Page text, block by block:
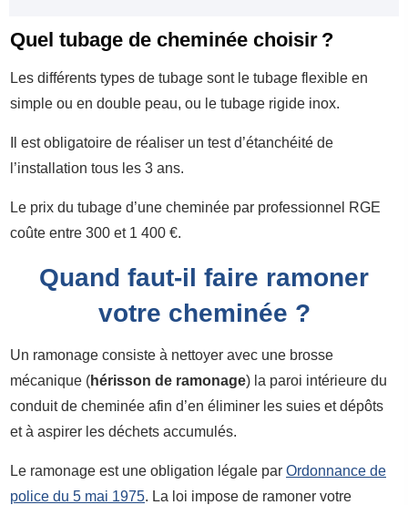
Quel tubage de cheminée choisir ?
Les différents types de tubage sont le tubage flexible en
simple ou en double peau, ou le tubage rigide inox.
Il est obligatoire de réaliser un test d’étanchéité de
l’installation tous les 3 ans.
Le prix du tubage d’une cheminée par professionnel RGE
coûte entre 300 et 1 400 €.
Quand faut-il faire ramoner
votre cheminée ?
Un ramonage consiste à nettoyer avec une brosse
mécanique (hérisson de ramonage) la paroi intérieure du
conduit de cheminée afin d’en éliminer les suies et dépôts
et à aspirer les déchets accumulés.
Le ramonage est une obligation légale par Ordonnance de
police du 5 mai 1975. La loi impose de ramoner votre